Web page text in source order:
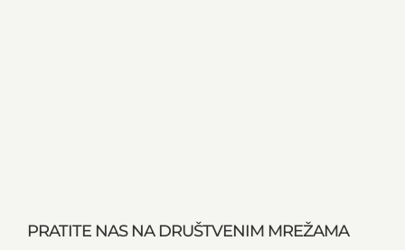
PRATITE NAS NA DRUŠTVENIM MREŽAMA